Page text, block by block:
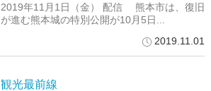
2019年11月1日（金） 配信 熊本市は、復旧
が進む熊本城の特別公開が10月5日...
2019.11.01
観光最前線